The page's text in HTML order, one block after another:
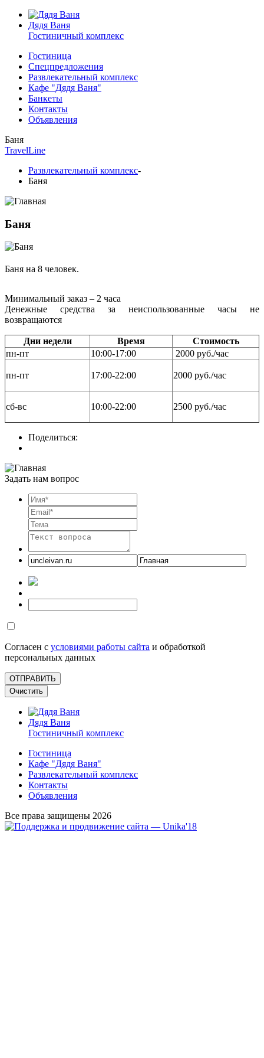
Дядя Ваня
Гостиничный комплекс
Гостиница
Спецпредложения
Развлекательный комплекс
Кафе "Дядя Ваня"
Банкеты
Контакты
Объявления
Баня
TravelLine
Развлекательный комплекс-
Баня
Баня
Баня на 8 человек.
Минимальный заказ – 2 часа
Денежные средства за неиспользованные часы не
возвращаются
Дни недели Время
Стоимость
пн-пт
10:00-17:00 2000 руб./час
пн-пт 17:00-22:00 2000 руб./час
сб-вс 10:00-22:00 2500 руб./час
Поделиться:
Задать нам вопрос
Согласен с условиями работы сайта и обработкой
персональных данных
Дядя Ваня
Гостиничный комплекс
Гостиница
Кафе "Дядя Ваня"
Развлекательный комплекс
Контакты
Объявления
Все права защищены 2026